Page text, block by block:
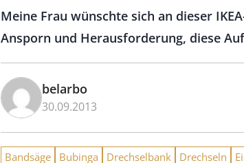
Meine Frau wünschte sich an dieser
Ansporn und Herausforderung, diese
belarbo
30.09.2013
Bandsäge Bubinga Drechselbank Drechseln